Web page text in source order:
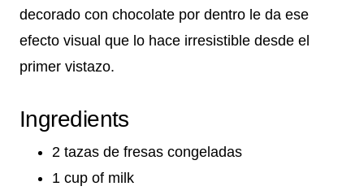
decorado con chocolate por dentro le da ese
efecto visual que lo hace irresistible desde el
primer vistazo.
Ingredients
2 tazas de fresas congeladas
1 cup of milk